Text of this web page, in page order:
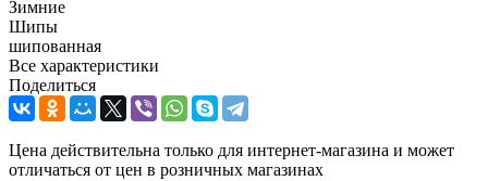
Зимние
Шипы
шипованная
Все характеристики
Поделиться
Цена действительна только для интернет-магазина и может
отличаться от цен в розничных магазинах